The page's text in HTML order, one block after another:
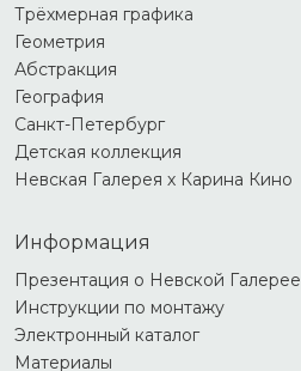
Трёхмерная графика
Геометрия
Абстракция
География
Санкт-Петербург
Детская коллекция
Невская Галерея х Карина Кино
Информация
Презентация о Невской Галерее
Инструкции по монтажу
Электронный каталог
Материалы